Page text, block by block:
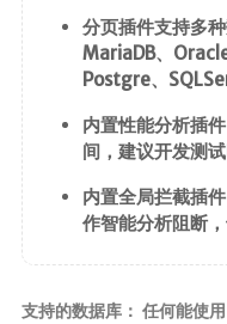
分页插件支持多
MariaDB、
Postgre、
内置性能分析插
间，建议开发测
内置全局拦截插
作智能分析阻断
支持的数据库： 任何能使
数据库
Mysql
部署